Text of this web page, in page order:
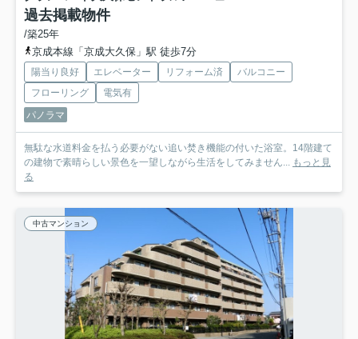
過去掲載物件
/築25年
京成本線「京成大久保」駅 徒歩7分
陽当り良好 エレベーター リフォーム済
バルコニー
フローリング
電気有
パノラマ
無駄な水道料金を払う必要がない追い焚き機能の付いた浴室。14階建て
の建物で素晴らしい景色を一望しながら生活をしてみません...
もっと見
る
中古マンション